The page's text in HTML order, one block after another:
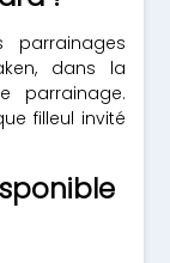
dans la
parrainage.
filleul invité